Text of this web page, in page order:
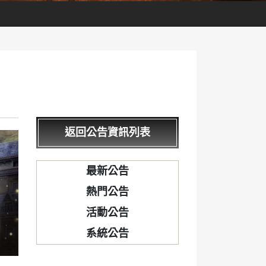
返回公告資訊列表
最新公告
熱門公告
活動公告
系統公告